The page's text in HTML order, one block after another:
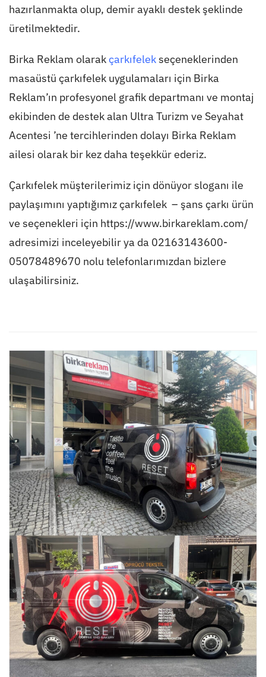
hazırlanmakta olup, demir ayaklı destek şeklinde
üretilmektedir.
Birka Reklam olarakçarkıfelekseçeneklerinden
masaüstü çarkıfelek uygulamaları için Birka
Reklam’ın profesyonel grafik departmanı ve montaj
ekibinden de destek alan Ultra Turizm ve Seyahat
Acentesi ’ne tercihlerinden dolayı Birka Reklam
ailesi olarak bir kez daha teşekkür ederiz.
Çarkıfelek müşterilerimiz için dönüyor sloganı ile
paylaşımını yaptığımız çarkıfelek – şans çarkı ürün
ve seçenekleri için https://www.birkareklam.com/
adresimizi inceleyebilir ya da 02163143600-
05078489670 nolu telefonlarımızdan bizlere
ulaşabilirsiniz.